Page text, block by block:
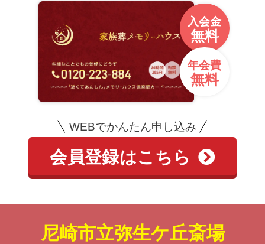
入会金
無料
年会費
無料
WEBでかんたん申し込み
会員登録はこちら
尼崎市立弥生ケ丘斎場